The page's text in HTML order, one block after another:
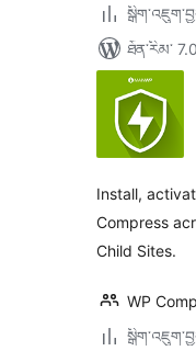
ཐོན་རིམ་
Install,
Compress
Child Sites.
WP